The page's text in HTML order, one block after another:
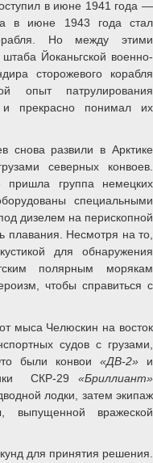
в июне 1941 года —
в июне 1943 года стал
Но между этими
Йоканьгской военно-
сторожевого корабля
опыт патрулирования
и прекрасно понимал их
снова развили в Арктике
северных конвоев.
группа немецких
специальными
дизелем на перископной
плавания. Несмотря на то,
для обнаружения
полярным морякам
чтобы справиться с
мыса Челюскин на восток
судов с грузами,
были конвои «ДВ-2» и
СКР-29 «Бриллиант»
лодки, затем экипаж
вражеской
для принятия решения.